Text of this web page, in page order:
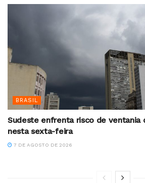
BRASIL
Sudeste enfrenta risco de ventania
nesta sexta-feira
7 DE AGOSTO DE 2026